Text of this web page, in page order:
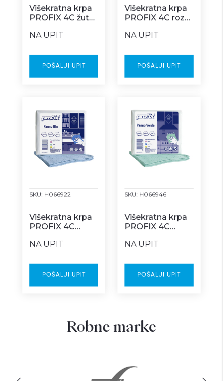
Višekratna krpa
PROFIX 4C žuta
NA UPIT
POŠALJI UPIT
Višekratna krpa
PROFIX 4C roza
NA UPIT
POŠALJI UPIT
SKU: H066922
Višekratna krpa
PROFIX 4C
NA UPIT
POŠALJI UPIT
SKU: H066946
Višekratna krpa
PROFIX 4C
NA UPIT
POŠALJI UPIT
Robne marke